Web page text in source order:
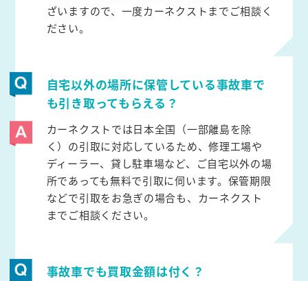
ざいますので、一度カーネクストまでご相談く
ださい。
自宅以外の場所に保管している事故車で
も引き取ってもらえる？
カーネクストでは日本全国（一部離島を除
く）の引取に対応しているため、修理工場や
ディーラー、貸し駐車場など、ご自宅以外の場
所であっても無料で引取に伺います。保管期限
などで引取をお急ぎの場合も、カーネクスト
までご相談ください。
事故車でも買取金額は付く？